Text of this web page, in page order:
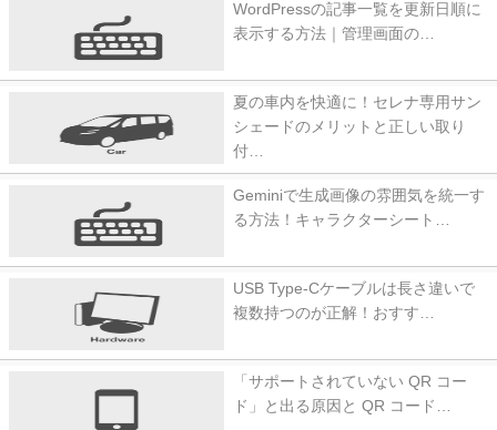
WordPressの記事一覧を更新日順に
表示する方法｜管理画面の…
夏の車内を快適に！セレナ専用サン
シェードのメリットと正しい取り
付…
Geminiで生成画像の雰囲気を統一す
る方法！キャラクターシート…
USB Type-Cケーブルは長さ違いで
複数持つのが正解！おすす…
「サポートされていない QR コー
ド」と出る原因と QR コード…